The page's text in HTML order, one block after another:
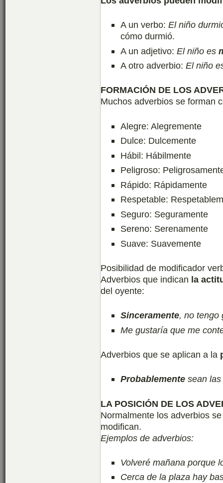
A un verbo: El niño
cómo durmió.
A un adjetivo: El niño es
A otro adverbio: El niño
FORMACIÓN DE LOS
Muchos adverbios se forman
Alegre: Alegremente
Dulce: Dulcemente
Hábil: Hábilmente
Peligroso:
Rápido: Rápidamente
Respetable:
Seguro: Seguramente
Sereno: Serenamente
Suave: Suavemente
Posibilidad de modificador
Adverbios que indican la
del oyente:
Sinceramente, no tengo
Me gustaría que me
Adverbios que se aplican a la
Probablemente sean
LA POSICIÓN DE LOS
Normalmente los adverbios
modifican.
Ejemplos de adverbios:
Volveré mañana porque
Cerca de la plaza hay